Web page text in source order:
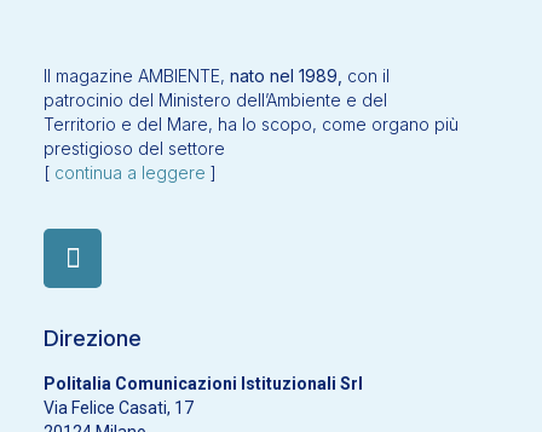
Il magazine AMBIENTE, nato nel 1989, con il
patrocinio del Ministero dell’Ambiente e del
Territorio e del Mare, ha lo scopo, come organo più
prestigioso del settore
[ continua a leggere ]
Direzione
Politalia Comunicazioni Istituzionali Srl
Via Felice Casati, 17